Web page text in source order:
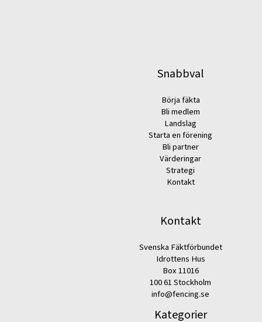
Snabbval
Börja fäkta
Bli medlem
Landslag
Starta en förening
Bli partner
Värderingar
Strategi
Kontakt
Kontakt
Svenska Fäktförbundet
Idrottens Hus
Box 11016
100 61 Stockholm
info@fencing.se
Kategorier